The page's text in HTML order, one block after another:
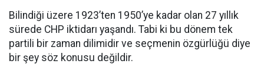
Bilindiği üzere 1923’ten 1950’ye kadar olan 27 yıllık
sürede CHP iktidarı yaşandı. Tabi ki bu dönem tek
partili bir zaman dilimidir ve seçmenin özgürlüğü diye
bir şey söz konusu değildir.